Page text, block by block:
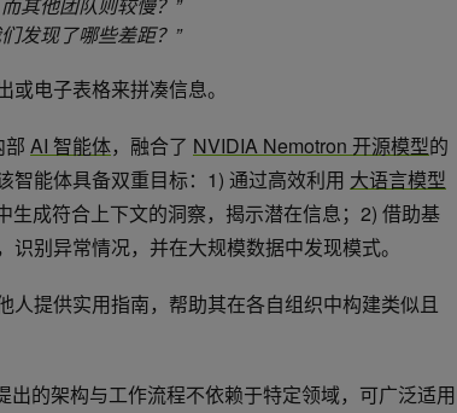
其他团队则较慢？”
发现了哪些差距？”
电子表格来拼凑信息。
部 AI 智能体，融合了 NVIDIA Nemotron 开源模型的
智能体具备双重目标：1) 通过高效利用 大语言模型
生成符合上下文的洞察，揭示潜在信息；2) 借助基
别异常情况，并在大规模数据中发现模式。
人提供实用指南，帮助其在各自组织中构建类似且
的架构与工作流程不依赖于特定领域，可广泛适用